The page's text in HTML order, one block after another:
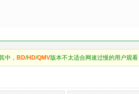
中， BD/HD/QMV版本不太适合网速过慢的用户观看